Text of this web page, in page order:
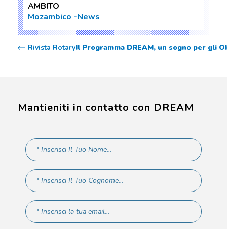
AMBITO
Mozambico News
Rivista RotaryIl Programma DREAM, un sogno per gli
Mantieniti in contatto con DREAM